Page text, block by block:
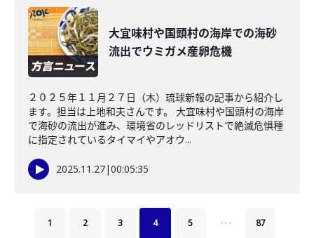
大宜味村や国頭村の海岸での海砂
流出でウミガメ産卵危機
２０２５年１１月２７日（木）琉球新報の記事から紹介し
ます。担当は上地和夫さんです。 大宜味村や国頭村の海岸
で海砂の流出が進み、環境省のレッドリストで絶滅危惧種
に指定されているタイマイやアオウ...
2025.11.27|00:05:35
1 2 3 4 5 … 87